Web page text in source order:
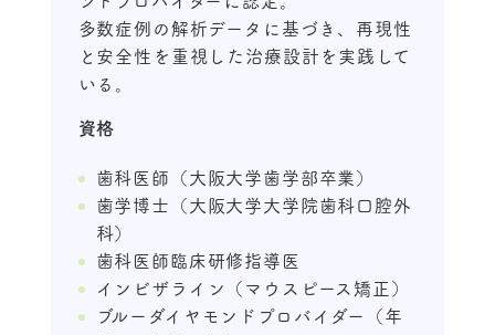
多数症例の解析データに基づき、再現性
と安全性を重視した治療設計を実践して
いる。
資格
歯科医師（大阪大学歯学部卒業）
歯学博士（大阪大学大学院歯科口腔外
科）
歯科医師臨床研修指導医
インビザライン（マウスピース矯正）
ブルーダイヤモンドプロバイダー（年